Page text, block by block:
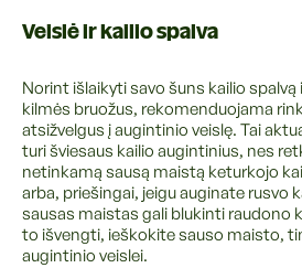
Veislė ir kailio spalva
Norint išlaikyti savo šuns kailio
kilmės bruožus, rekomenduojama
atsižvelgus į augintinio veislę. Tai
turi šviesaus kailio augintinius, nes
netinkamą sausą maistą keturkojo
arba, priešingai, jeigu auginate rusvo
sausas maistas gali blukinti raudono
to išvengti, ieškokite sauso maisto,
augintinio veislei.